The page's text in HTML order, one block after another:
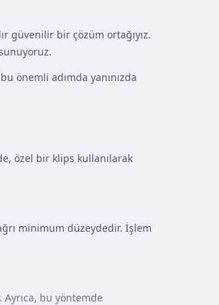
güvenilir bir çözüm ortağıyız.
önemli adımda yanınızda
özel bir klips kullanılarak
minimum düzeydedir. İşlem
bu yöntemde